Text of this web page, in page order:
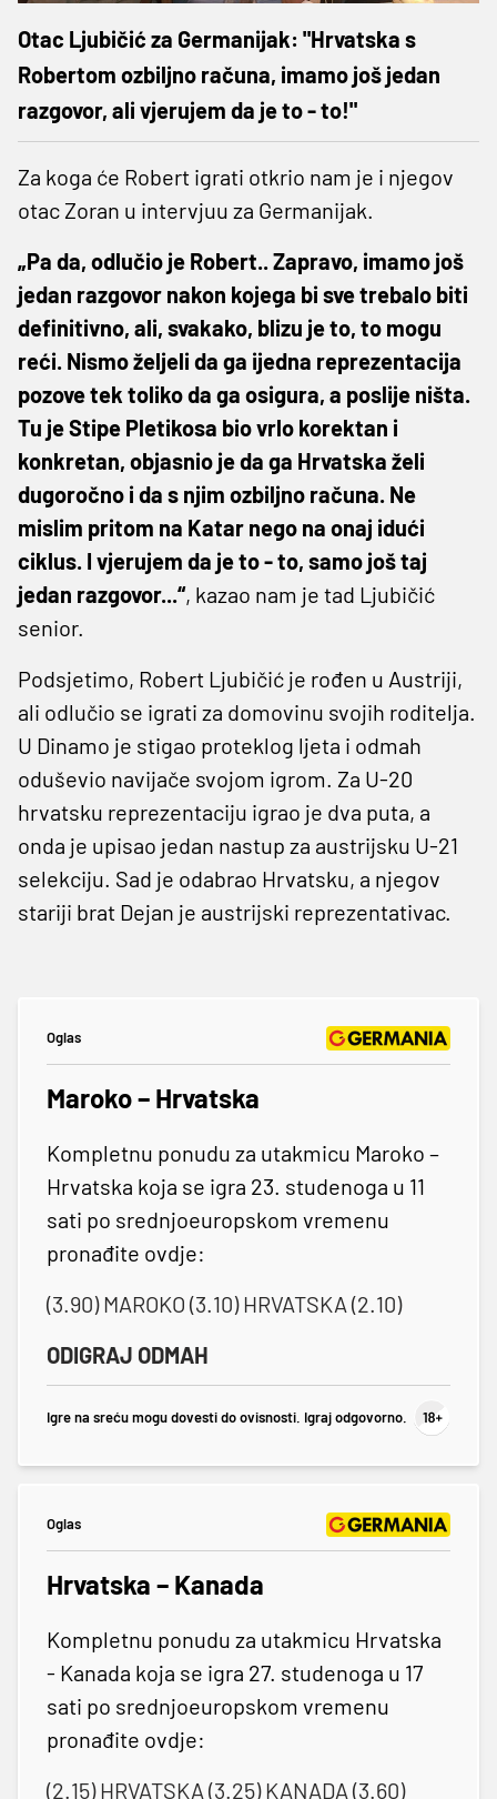
Otac Ljubičić za Germanijak: "Hrvatska s
Robertom ozbiljno računa, imamo još jedan
razgovor, ali vjerujem da je to - to!"
Za koga će Robert igrati otkrio nam je i njegov
otac Zoran u intervjuu za Germanijak.
„Pa da, odlučio je Robert.. Zapravo, imamo još
jedan razgovor nakon kojega bi sve trebalo biti
definitivno, ali, svakako, blizu je to, to mogu
reći. Nismo željeli da ga ijedna reprezentacija
pozove tek toliko da ga osigura, a poslije ništa.
Tu je Stipe Pletikosa bio vrlo korektan i
konkretan, objasnio je da ga Hrvatska želi
dugoročno i da s njim ozbiljno računa. Ne
mislim pritom na Katar nego na onaj idući
ciklus. I vjerujem da je to - to, samo još taj
jedan razgovor...“, kazao nam je tad Ljubičić
senior.
Podsjetimo, Robert Ljubičić je rođen u Austriji,
ali odlučio se igrati za domovinu svojih roditelja.
U Dinamo je stigao proteklog ljeta i odmah
oduševio navijače svojom igrom. Za U-20
hrvatsku reprezentaciju igrao je dva puta, a
onda je upisao jedan nastup za austrijsku U-21
selekciju. Sad je odabrao Hrvatsku, a njegov
stariji brat Dejan je austrijski reprezentativac.
Oglas
Maroko – Hrvatska
Kompletnu ponudu za utakmicu Maroko –
Hrvatska koja se igra 23. studenoga u 11
sati po srednjoeuropskom vremenu
pronađite ovdje:
(3.90) MAROKO (3.10) HRVATSKA (2.10)
ODIGRAJ ODMAH
Igre na sreću mogu dovesti do ovisnosti. Igraj odgovorno.
Oglas
Hrvatska – Kanada
Kompletnu ponudu za utakmicu Hrvatska
- Kanada koja se igra 27. studenoga u 17
sati po srednjoeuropskom vremenu
pronađite ovdje:
(2.15) HRVATSKA (3.25) KANADA (3.60)